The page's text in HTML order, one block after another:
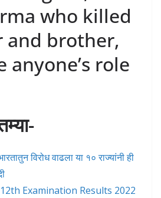
who killed
and brother,
anyone’s role
विरोध वाढला या १० राज्यांनी ही
12th Examination Results 2022